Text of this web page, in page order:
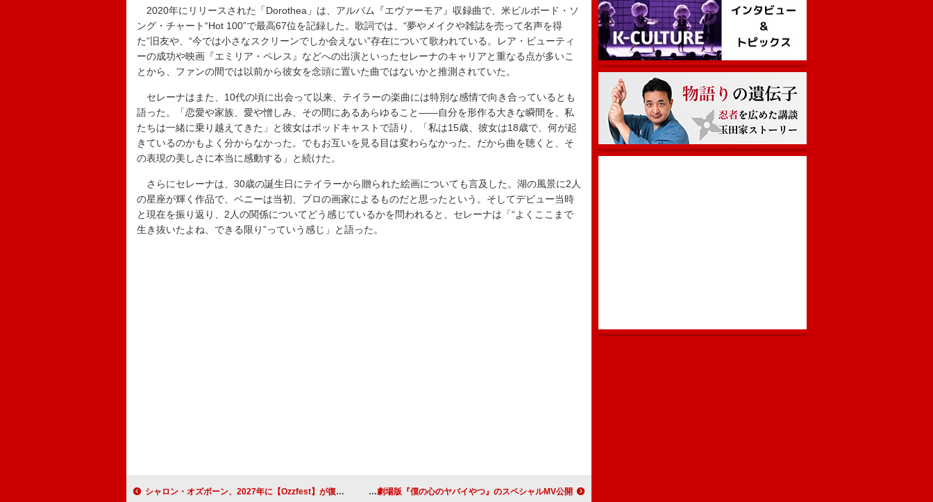
2020年にリリースされた「Dorothea」は、アルバム『エヴァーモア』収録曲で、米ビルボード・ソ
ング・チャート“Hot 100”で最高67位を記録した。歌詞では、“夢やメイクや雑誌を売って名声を得
た”旧友や、“今では小さなスクリーンでしか会えない”存在について歌われている。レア・ビューティ
ーの成功や映画『エミリア・ペレス』などへの出演といったセレーナのキャリアと重なる点が多いこ
とから、ファンの間では以前から彼女を念頭に置いた曲ではないかと推測されていた。
セレーナはまた、10代の頃に出会って以来、テイラーの楽曲には特別な感情で向き合っているとも
語った。「恋愛や家族、愛や憎しみ、その間にあるあらゆること――自分を形作る大きな瞬間を、私
たちは一緒に乗り越えてきた」と彼女はポッドキャストで語り、「私は15歳、彼女は18歳で、何が起
きているのかもよく分からなかった。でもお互いを見る目は変わらなかった。だから曲を聴くと、そ
の表現の美しさに本当に感動する」と続けた。
さらにセレーナは、30歳の誕生日にテイラーから贈られた絵画についても言及した。湖の風景に2人
の星座が輝く作品で、ベニーは当初、プロの画家によるものだと思ったという。そしてデビュー当時
と現在を振り返り、2人の関係についてどう感じているかを問われると、セレーナは「“よくここまで
生き抜いたよね、できる限り”っていう感じ」と語った。
シャロン・オズボーン、2027年に【Ozzfest】が復活することを示唆 あたらよ、新曲「春となり」と劇場版『僕の心のヤバイやつ』のスペシャルMV公開